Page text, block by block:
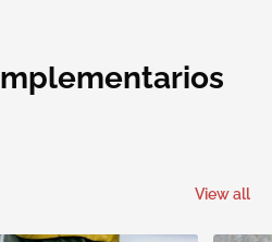
View all